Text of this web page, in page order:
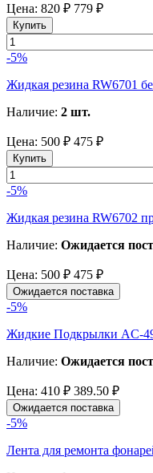
Цена: 820 ₽ 779 ₽
Купить
-5%
Жидкая резина RW6701
Наличие: 2 шт.
Цена: 500 ₽ 475 ₽
Купить
-5%
Жидкая резина RW6702
Наличие: Ожидается
Цена: 500 ₽ 475 ₽
Ожидается поставка
-5%
Жидкие Подкрылки AC-
Наличие: Ожидается
Цена: 410 ₽ 389.50 ₽
Ожидается поставка
-5%
Лента для ремонта